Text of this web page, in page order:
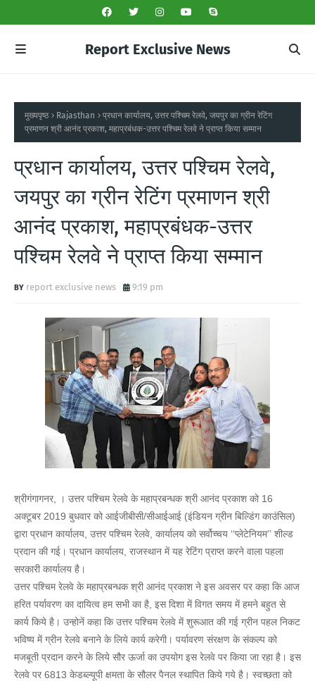
Report Exclusive News
मुख्यपृष्ठ Rajasthan
प्रधान कार्यालय, उत्तर पश्चिम रेलवे, जयपुर का ग्रीन रेटिंग
प्रमाणन श्री आनंद प्रकाश, महाप्रबंधक-उत्तर पश्चिम रेलवे ने प्राप्त किया सम्मान
प्रधान कार्यालय, उत्तर पश्चिम रेलवे,
जयपुर का ग्रीन रेटिंग प्रमाणन श्री
आनंद प्रकाश, महाप्रबंधक-उत्तर
पश्चिम रेलवे ने प्राप्त किया सम्मान
report exclusive news 9:19 pm
श्रीगंगागनर, । उत्तर पश्चिम रेलवे के महाप्रबन्धक श्री आनंद प्रकाश को 16
अक्टूबर 2019 बुधवार को आईजीबीसी/सीआईआई (इंडियन ग्रीन बिल्डिंग काउंसिल)
द्वारा प्रधान कार्यालय, उत्तर पश्चिम रेलवे, कार्यालय को सर्वोच्चय ‘‘प्लेटेनियम’’ शील्ड
प्रदान की गई। प्रधान कार्यालय, राजस्थान में यह रेटिंग प्राप्त करने वाला पहला
सरकारी कार्यालय है।
उत्तर पश्चिम रेलवे के महाप्रबन्धक श्री आनंद प्रकाश ने इस अवसर पर कहा कि आज
हरित पर्यावरण का दायित्व हम सभी का है, इस दिशा में विगत समय में हमने बहुत से
कार्य किये है। उन्होनें कहा कि उत्तर पश्चिम रेलवे में शुरूआत की गई ग्रीन पहल निकट
भविष्य में ग्रीन रेलवे बनाने के लिये कार्य करेगी। पर्यावरण संरक्षण के संकल्प को
मजबूती प्रदान करने के लिये सौर ऊर्जा का उपयोग इस रेलवे पर किया जा रहा है। इस
रेलवे पर 6813 केडब्ल्यूपी क्षमता के सौलर पैनल स्थापित किये गये है। स्वच्छता को